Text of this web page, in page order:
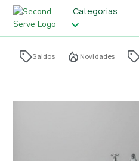
Categorias
Saldos Novidades